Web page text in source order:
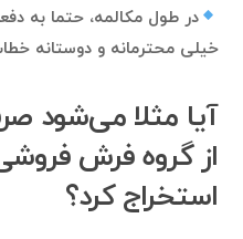
در طول مکالمه، حتما به
خیلی محترمانه و دوستانه
از گروه فرش
استخراج کرد؟